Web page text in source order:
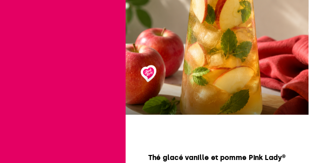
Thé glacé vanille et pomme Pink Lady®